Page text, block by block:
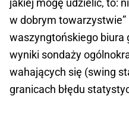
jakiej mogę udzielić, to:
w dobrym towarzystwie”
waszyngtońskiego biura
wyniki sondaży
wahających się (swing
granicach błędu